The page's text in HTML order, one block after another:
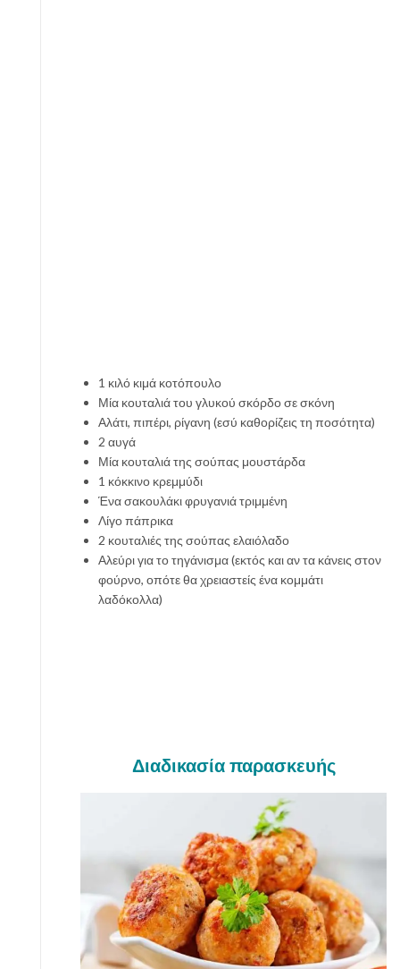
1 κιλό κιμά κοτόπουλο
Μία κουταλιά του γλυκού σκόρδο σε σκόνη
Αλάτι, πιπέρι, ρίγανη (εσύ καθορίζεις τη ποσότητα)
2 αυγά
Μία κουταλιά της σούπας μουστάρδα
1 κόκκινο κρεμμύδι
Ένα σακουλάκι φρυγανιά τριμμένη
Λίγο πάπρικα
2 κουταλιές της σούπας ελαιόλαδο
Αλεύρι για το τηγάνισμα (εκτός και αν τα κάνεις στον
φούρνο, οπότε θα χρειαστείς ένα κομμάτι
λαδόκολλα)
Διαδικασία παρασκευής